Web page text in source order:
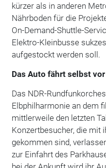
kürzer als in anderen
Nährboden für die
On-Demand-Shuttle-
Elektro-Kleinbusse
aufgestockt werden soll.
Das Auto fährt selbst vor
Das NDR-
Elbphilharmonie an dem
mittlerweile den letzten
Konzertbesucher, die mit
gekommen sind,
zur Einfahrt des